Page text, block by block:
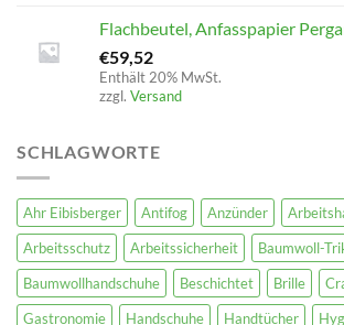
Flachbeutel, Anfasspapier
€59,52
Enthält 20% MwSt.
zzgl. Versand
SCHLAGWORTE
Ahr Eibisberger Antifog Anzünder
Arbeitsschutz
Arbeitssicherheit
Baumwoll-
Baumwollhandschuhe
Beschichtet Brille
Gastronomie
Handschuhe Handtücher